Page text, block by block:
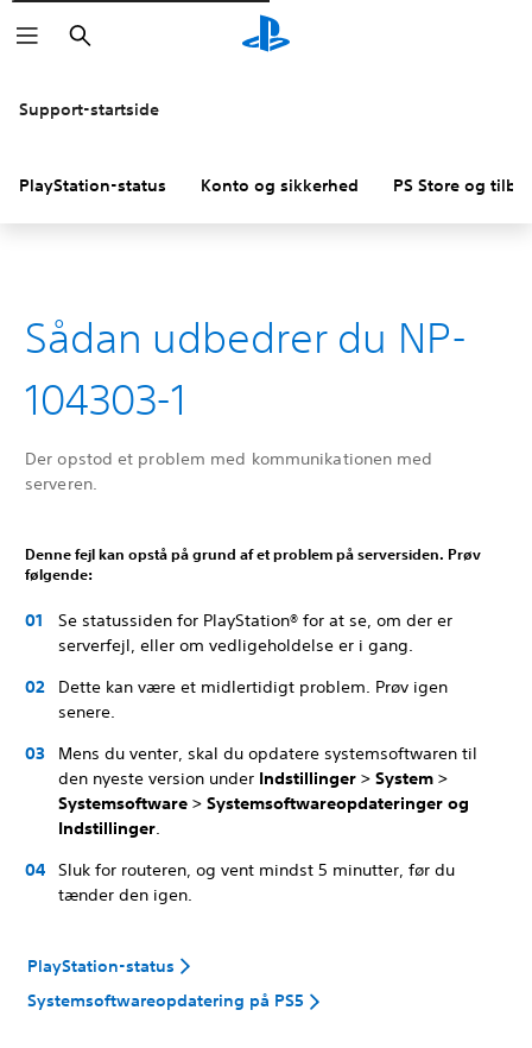
Søg
Support-startside
PlayStation-status Konto og sikkerhed PS Store og
Sådan udbedrer du NP-
104303-1
Der opstod et problem med kommunikationen med
serveren.
Denne fejl kan opstå på grund af et problem på serversiden. Prøv
følgende:
Se statussiden for PlayStation® for at se, om der er
serverfejl, eller om vedligeholdelse er i gang.
Dette kan være et midlertidigt problem. Prøv igen
senere.
Mens du venter, skal du opdatere systemsoftwaren til
den nyeste version under Indstillinger > System >
Systemsoftware > Systemsoftwareopdateringer og
Indstillinger.
Sluk for routeren, og vent mindst 5 minutter, før du
tænder den igen.
PlayStation-status
Systemsoftwareopdatering på PS5